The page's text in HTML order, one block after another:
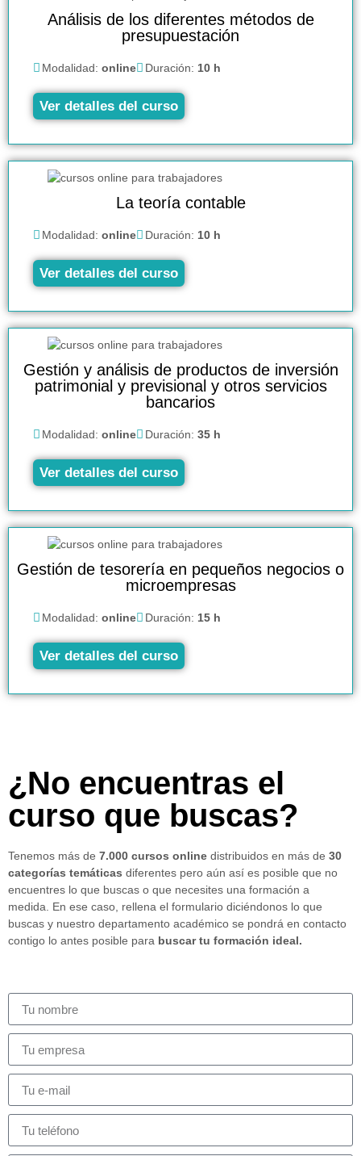
Análisis de los diferentes métodos de
presupuestación
Modalidad: online Duración: 10 h
Ver detalles del curso
La teoría contable
Modalidad: online Duración: 10 h
Ver detalles del curso
Gestión y análisis de productos de inversión
patrimonial y previsional y otros servicios
bancarios
Modalidad: online Duración: 35 h
Ver detalles del curso
Gestión de tesorería en pequeños negocios o
microempresas
Modalidad: online Duración: 15 h
Ver detalles del curso
¿No encuentras el
curso que buscas?
Tenemos más de 7.000 cursos online distribuidos en más de 30
categorías temáticas diferentes pero aún así es posible que no
encuentres lo que buscas o que necesites una formación a
medida. En ese caso, rellena el formulario diciéndonos lo que
buscas y nuestro departamento académico se pondrá en contacto
contigo lo antes posible para buscar tu formación ideal.